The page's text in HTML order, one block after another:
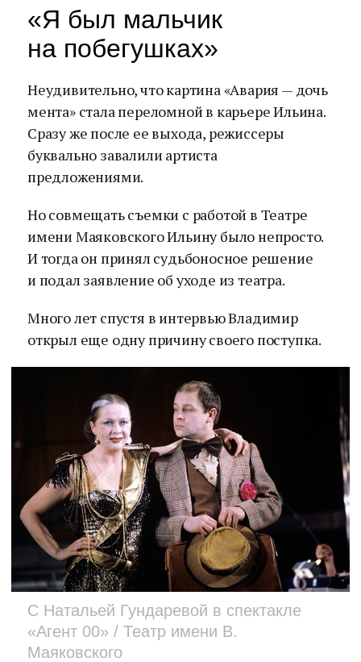
«Я был мальчик
на побегушках»
Неудивительно, что картина «Авария — дочь
мента» стала переломной в карьере Ильина.
Сразу же после ее выхода, режиссеры
буквально завалили артиста
предложениями.
Но совмещать съемки с работой в Театре
имени Маяковского Ильину было непросто.
И тогда он принял судьбоносное решение
и подал заявление об уходе из театра.
Много лет спустя в интервью Владимир
открыл еще одну причину своего поступка.
С Натальей Гундаревой в спектакле
«Агент 00» / Театр имени В.
Маяковского